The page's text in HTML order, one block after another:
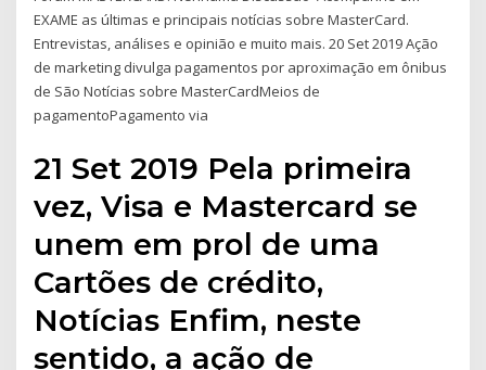
EXAME as últimas e principais notícias sobre MasterCard.
Entrevistas, análises e opinião e muito mais. 20 Set 2019 Ação
de marketing divulga pagamentos por aproximação em ônibus
de São Notícias sobre MasterCardMeios de
pagamentoPagamento via
21 Set 2019 Pela primeira
vez, Visa e Mastercard se
unem em prol de uma
Cartões de crédito,
Notícias Enfim, neste
sentido, a ação de